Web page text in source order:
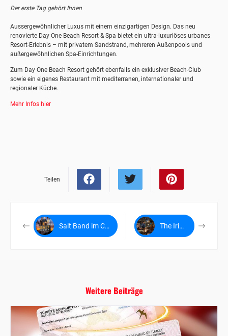
Der erste Tag gehört Ihnen
Aussergewöhnlicher Luxus mit einem einzigartigen Design. Das neu
renovierte Day One Beach Resort & Spa bietet ein ultra-luxuriöses urbanes
Resort-Erlebnis – mit privatem Sandstrand, mehreren Außenpools und
außergewöhnlichen Spa-Einrichtungen.
Zum Day One Beach Resort gehört ebenfalls ein exklusiver Beach-Club
sowie ein eigenes Restaurant mit mediterranen, internationaler und
regionaler Küche.
Mehr Infos hier
Teilen
Salt Band im Cook´s Club Alanya The Irish Pub Alanya
Weitere Beiträge